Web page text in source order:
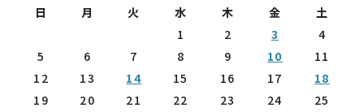
日
月 火 水 木 金 土
1 2 3
4
5
6 7 8 9 10
11
12
13 14 15 16 17
18
19
20 21 22 23 24
25